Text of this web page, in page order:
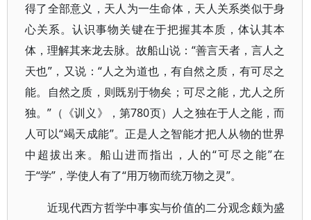
得了全部意义，天人为一生命体，天人关系类似于身
心关系。认识事物关键在于把握其本质，体认其本
体，理解其来龙去脉。故船山说：“善言天者，言人之
天也”，又说：“人之为道也，有自然之质，有可尽之
能。自然之质，则既别于物矣；可尽之能，尤人之所
独。”（《训义》，第780页）人之独在于人之能，而
人可以“竭天成能”。正是人之智能才把人从物的世界
中超拔出来。船山进而指出，人的“可尽之能”在
于“学”，学使人有了“用万物而统万物之灵”。
近现代西方哲学中事实与价值的二分观念颇为盛